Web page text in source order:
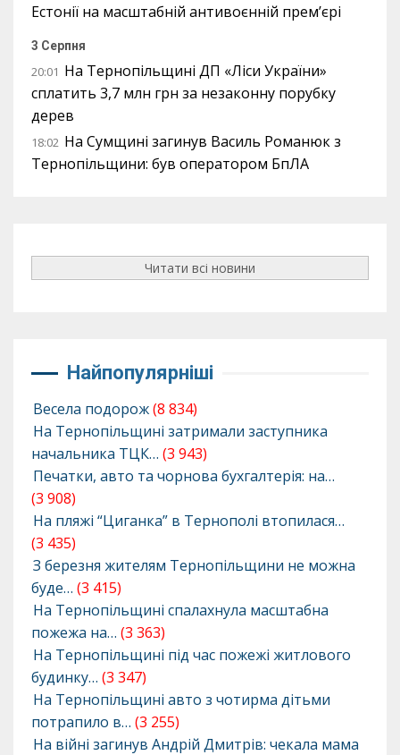
Естонії на масштабній антивоєнній прем’єрі
3 Серпня
20:01 На Тернопільщині ДП «Ліси України»
сплатить 3,7 млн грн за незаконну порубку
дерев
18:02 На Сумщині загинув Василь Романюк з
Тернопільщини: був оператором БпЛА
Читати всі новини
Найпопулярніші
Весела подорож(8 834)
На Тернопільщині затримали заступника
начальника ТЦК… (3 943)
Печатки, авто та чорнова бухгалтерія: на…
(3 908)
На пляжі “Циганка” в Тернополі втопилася…
(3 435)
З березня жителям Тернопільщини не можна
буде… (3 415)
На Тернопільщині спалахнула масштабна
пожежа на… (3 363)
На Тернопільщині під час пожежі житлового
будинку… (3 347)
На Тернопільщині авто з чотирма дітьми
потрапило в… (3 255)
На війні загинув Андрій Дмитрів: чекала мама